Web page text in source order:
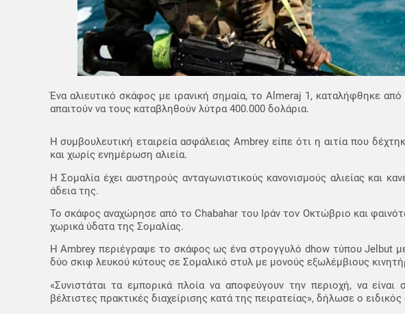
Ένα αλιευτικό σκάφος με ιρανική σημαία, το Almeraj 1, καταλήφθηκε
απαιτούν να τους καταβληθούν λύτρα 400.000 δολάρια.
Η συμβουλευτική εταιρεία ασφάλειας Ambrey είπε ότι η αιτία που
και χωρίς ενημέρωση αλιεία.
Η Σομαλία έχει αυστηρούς ανταγωνιστικούς κανονισμούς αλιείας και
άδεια της.
Το σκάφος αναχώρησε από το Chabahar του Ιράν τον Οκτώβριο και
χωρικά ύδατα της Σομαλίας.
Η Ambrey περιέγραψε το σκάφος ως ένα στρογγυλό dhow τύπου Jelbut
δύο σκιφ λευκού κύτους σε Σομαλικό στυλ με μονούς εξωλέμβιους
«Συνιστάται τα εμπορικά πλοία να αποφεύγουν την περιοχή, να
βέλτιστες πρακτικές διαχείρισης κατά της πειρατείας», δήλωσε ο